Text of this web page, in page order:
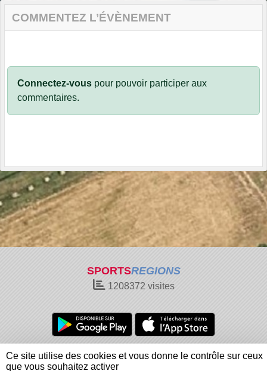
COMMENTEZ L’ÉVÈNEMENT
Connectez-vous pour pouvoir participer aux
commentaires.
SPORTSREGIONS
1208372 visites
Charte cookies
Gestion des cookies
Informations légales
Signaler un contenu inapproprié
Ce site utilise des cookies et vous donne le contrôle sur ceux
que vous souhaitez activer